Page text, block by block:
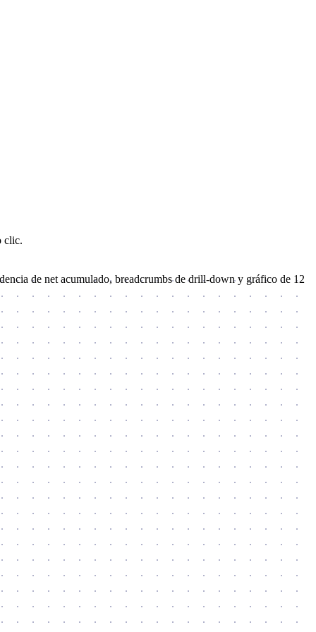
clic.
de net acumulado, breadcrumbs de drill-down y gráfico de 12